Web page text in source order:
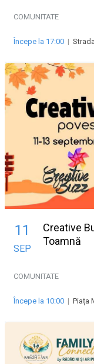
COMUNITATE
Începe la 17:00 |
11
SEP
Creative
Toamnă
COMUNITATE
Începe la 10:00 | Piața